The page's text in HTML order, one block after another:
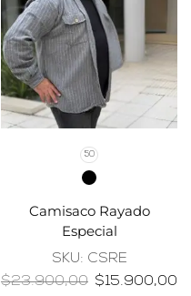
50
Camisaco Rayado
Especial
SKU: CSRE
$23.900,00 $15.900,00